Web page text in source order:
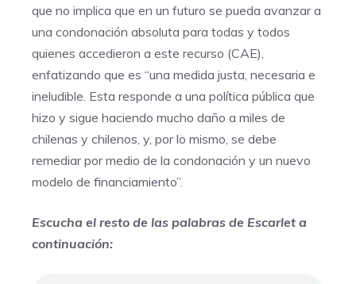
que no implica que en un futuro se pueda avanzar a
una condonación absoluta para todas y todos
quienes accedieron a este recurso (CAE),
enfatizando que es “una medida justa, necesaria e
ineludible. Esta responde a una política pública que
hizo y sigue haciendo mucho daño a miles de
chilenas y chilenos, y, por lo mismo, se debe
remediar por medio de la condonación y un nuevo
modelo de financiamiento”.
Escucha el resto de las palabras de Escarlet a
continuación: